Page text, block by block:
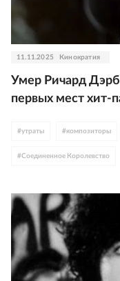
11.11.2025 Кинократия
Умер Ричард
первых мест хит-
#утраты #композиторы
#Соединенное Королевство